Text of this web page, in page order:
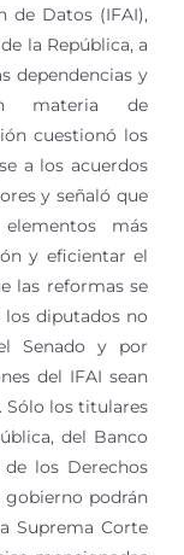
de Datos (IFAI),
la República, a
dependencias y
materia de
cuestionó los
a los acuerdos
y señaló que
más
y eficientar el
las reformas se
los diputados no
Senado y por
del IFAI sean
Sólo los titulares
del Banco
los Derechos
gobierno podrán
Suprema Corte